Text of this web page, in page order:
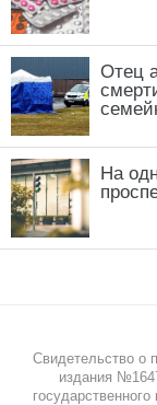
Отец
На
Свидетельство о
издания